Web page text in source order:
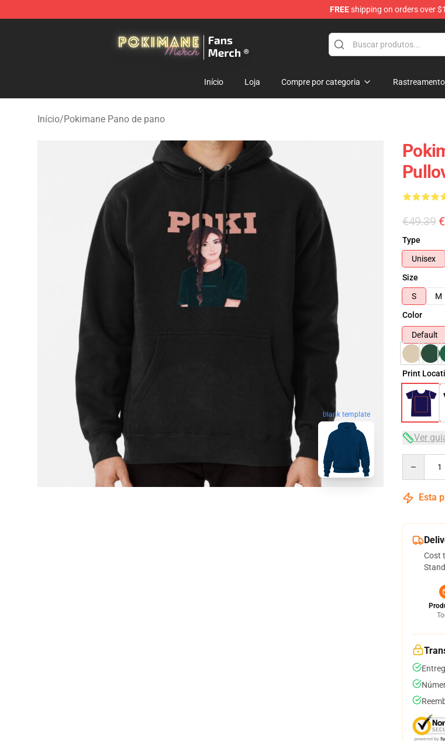
FREEshipping on orders over
Início Loja Compre por categoria
Início/Pokimane Pano de pano
blank template
€49.39
Type
Unisex
Size
S
M
Color
Default
Print
Ver
Esta
Cost